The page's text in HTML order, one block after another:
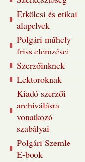
Erkölcsi és etikai
alapelvek
Polgári műhely
friss elemzései
Szerzőinknek
Lektoroknak
Kiadó szerzői
archiválásra
vonatkozó
szabályai
Polgári Szemle
E-book